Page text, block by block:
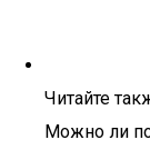
Читайте
Можно ли